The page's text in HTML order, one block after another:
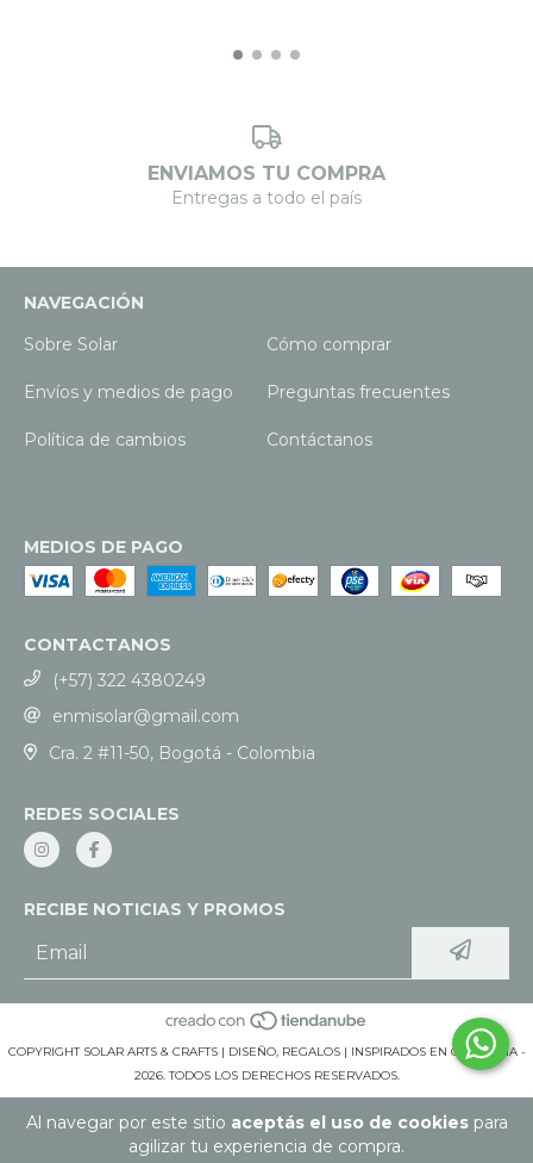
Al navegar por este sitio aceptás el uso de cookiespara
agilizar tu experiencia de compra.
ENVIAMOS TU COMPRA
Entregas a todo el país
NAVEGACIÓN
Sobre Solar
Cómo comprar
Envíos y medios de pago Preguntas frecuentes
Política de cambios Contáctanos
MEDIOS DE PAGO
CONTACTANOS
(+57) 322 4380249
enmisolar@gmail.com
Cra. 2 #11-50, Bogotá - Colombia
REDES SOCIALES
RECIBE NOTICIAS Y PROMOS
COPYRIGHT SOLAR ARTS & CRAFTS | DISEÑO, REGALOS | INSPIRADOS EN COLOMBIA -
2026. TODOS LOS DERECHOS RESERVADOS.